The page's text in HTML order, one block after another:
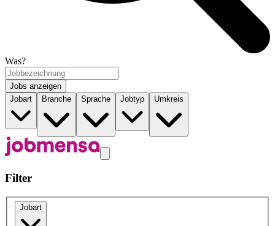
Was?
Jobs anzeigen
Jobart
Branche Sprache Jobtyp Umkreis
Filter
Jobart